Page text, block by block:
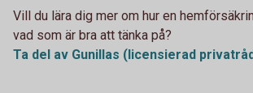
Vill du lära dig mer om hur en
vad som är bra att tänka på?
Ta del av Gunillas (licensierad